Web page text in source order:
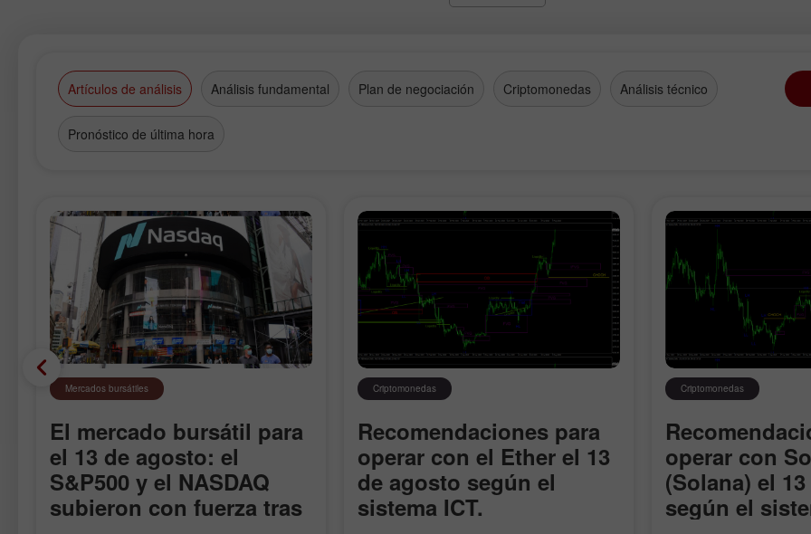
Artículos de análisis Análisis fundamental Plan de negociación Criptomonedas Análisis técnico
Pronóstico de última hora
Mercados bursátiles
El mercado bursátil para
el 13 de agosto: el
S&P500 y el NASDAQ
subieron con fuerza tras
Criptomonedas
Recomendaciones para
operar con el Ether el 13
de agosto según el
sistema ICT.
Criptomonedas
operar con
(Solana) el
según el
Bono de 30%
Bono del Club InstaForex